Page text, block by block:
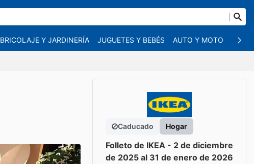
BRICOLAJE Y JARDINERÍA JUGUETES Y BEBÉS AUTO Y MOTO
Caducado Hogar
Folleto de IKEA - 2 de diciembre
de 2025 al 31 de enero de 2026